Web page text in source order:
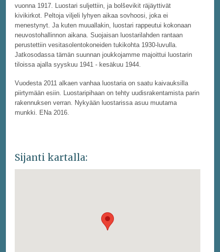
vuonna 1917. Luostari suljettiin, ja bolševikit räjäyttivät
kivikirkot. Peltoja viljeli lyhyen aikaa sovhoosi, joka ei
menestynyt. Ja kuten muuallakin, luostari rappeutui kokonaan
neuvostohallinnon aikana. Suojaisan luostarilahden rantaan
perustettiin vesitasolentokoneiden tukikohta 1930-luvulla.
Jatkosodassa tämän suunnan joukkojamme majoittui luostarin
tiloissa ajalla syyskuu 1941 - kesäkuu 1944.
Vuodesta 2011 alkaen vanhaa luostaria on saatu kaivauksilla
piirtymään esiin. Luostaripihaan on tehty uudisrakentamista parin
rakennuksen verran. Nykyään luostarissa asuu muutama
munkki. ENa 2016.
Sijanti kartalla: